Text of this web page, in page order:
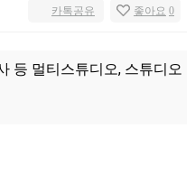
좋아요 0
카톡공유
등 멀티스튜디오, 스튜디오